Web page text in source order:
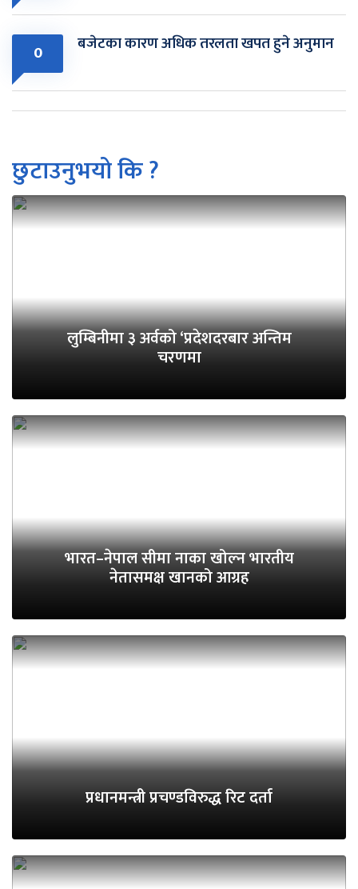
0 बजेटका कारण अधिक तरलता खपत हुने अनुमान
छुटाउनुभयो कि ?
लुम्बिनीमा ३ अर्वको ‘प्रदेशदरबार अन्तिम
चरणमा
भारत–नेपाल सीमा नाका खोल्न भारतीय
नेतासमक्ष खानको आग्रह
प्रधानमन्त्री प्रचण्डविरुद्ध रिट दर्ता